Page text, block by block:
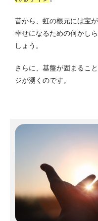
昔から、虹の根元には宝
幸せになるための何かし
しょう。
さらに、基盤が固まるこ
ジが湧くのです。